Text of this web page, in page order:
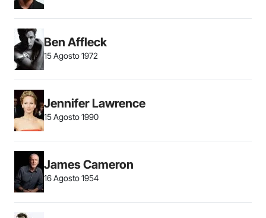
Ben Affleck
15 Agosto 1972
Jennifer Lawrence
15 Agosto 1990
James Cameron
16 Agosto 1954